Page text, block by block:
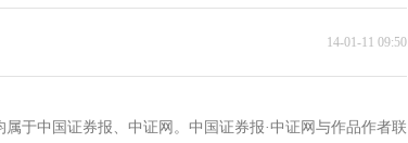
14-01-11 09:50
于中国证券报、中证网。中国证券报·中证网与作品作者联